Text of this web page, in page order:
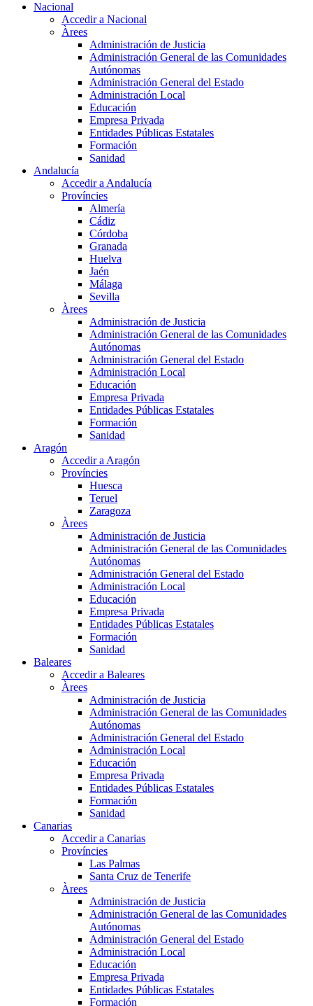
Nacional
Accedir a Nacional
Àrees
Administración de Justicia
Administración General de las Comunidades
Autónomas
Administración General del Estado
Administración Local
Educación
Empresa Privada
Entidades Públicas Estatales
Formación
Sanidad
Andalucía
Accedir a Andalucía
Províncies
Almería
Cádiz
Córdoba
Granada
Huelva
Jaén
Málaga
Sevilla
Àrees
Administración de Justicia
Administración General de las Comunidades
Autónomas
Administración General del Estado
Administración Local
Educación
Empresa Privada
Entidades Públicas Estatales
Formación
Sanidad
Aragón
Accedir a Aragón
Províncies
Huesca
Teruel
Zaragoza
Àrees
Administración de Justicia
Administración General de las Comunidades
Autónomas
Administración General del Estado
Administración Local
Educación
Empresa Privada
Entidades Públicas Estatales
Formación
Sanidad
Baleares
Accedir a Baleares
Àrees
Administración de Justicia
Administración General de las Comunidades
Autónomas
Administración General del Estado
Administración Local
Educación
Empresa Privada
Entidades Públicas Estatales
Formación
Sanidad
Canarias
Accedir a Canarias
Províncies
Las Palmas
Santa Cruz de Tenerife
Àrees
Administración de Justicia
Administración General de las Comunidades
Autónomas
Administración General del Estado
Administración Local
Educación
Empresa Privada
Entidades Públicas Estatales
Formación